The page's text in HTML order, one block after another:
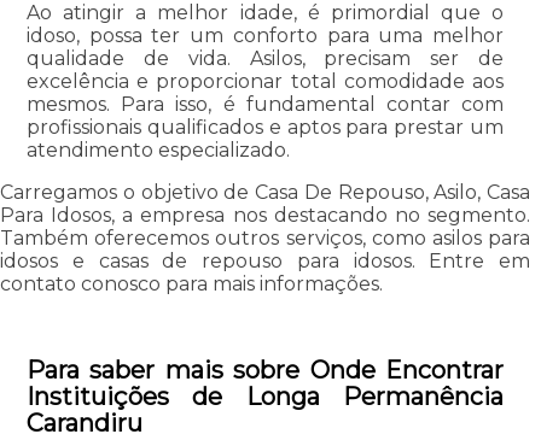
Ao atingir a melhor idade, é primordial que o
idoso, possa ter um conforto para uma melhor
qualidade de vida. Asilos, precisam ser de
excelência e proporcionar total comodidade aos
mesmos. Para isso, é fundamental contar com
profissionais qualificados e aptos para prestar um
atendimento especializado.
Carregamos o objetivo de Casa De Repouso, Asilo, Casa
Para Idosos, a empresa nos destacando no segmento.
Também oferecemos outros serviços, como asilos para
idosos e casas de repouso para idosos. Entre em
contato conosco para mais informações.
Para saber mais sobre Onde Encontrar
Instituições de Longa Permanência
Carandiru